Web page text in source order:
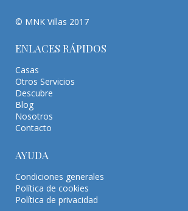
© MNK Villas 2017
ENLACES RÁPIDOS
Casas
Otros Servicios
Descubre
Blog
Nosotros
Contacto
AYUDA
Condiciones generales
Política de cookies
Política de privacidad